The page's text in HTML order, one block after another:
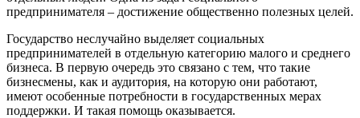
предпринимателя – достижение общественно полезных целей.
Государство неслучайно выделяет социальных
предпринимателей в отдельную категорию малого и среднего
бизнеса. В первую очередь это связано с тем, что такие
бизнесмены, как и аудитория, на которую они работают,
имеют особенные потребности в государственных мерах
поддержки. И такая помощь оказывается.